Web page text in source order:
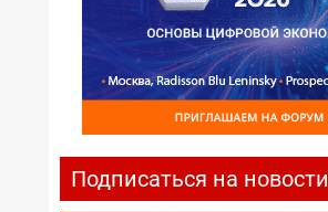
Подписаться на новости